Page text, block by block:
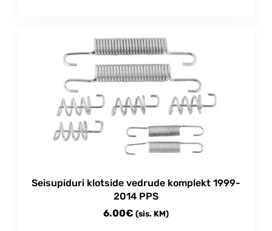
Seisupiduri klotside vedrude komplekt 1999-
2014 PPS
6.00€ (sis. KM)